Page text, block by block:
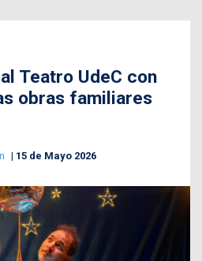
Teatro UdeC con
obras familiares
15 de Mayo 2026